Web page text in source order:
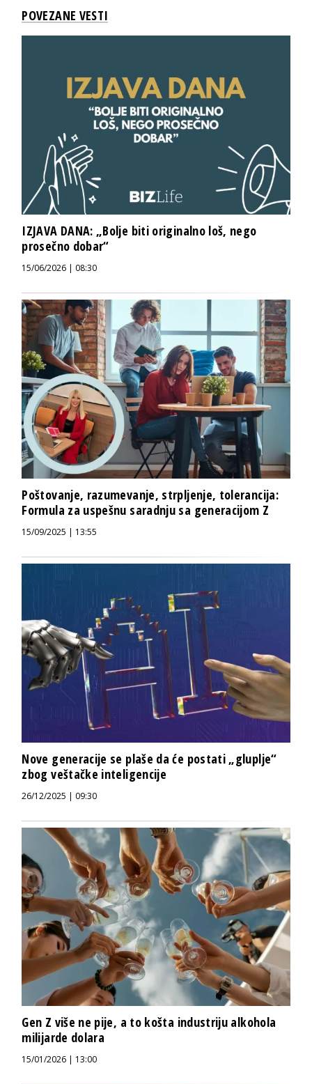
POVEZANE VESTI
IZJAVA DANA: „Bolje biti originalno loš, nego
prosečno dobar“
15/06/2026 | 08:30
Poštovanje, razumevanje, strpljenje, tolerancija:
Formula za uspešnu saradnju sa generacijom Z
15/09/2025 | 13:55
Nove generacije se plaše da će postati „gluplje“
zbog veštačke inteligencije
26/12/2025 | 09:30
Gen Z više ne pije, a to košta industriju alkohola
milijarde dolara
15/01/2026 | 13:00